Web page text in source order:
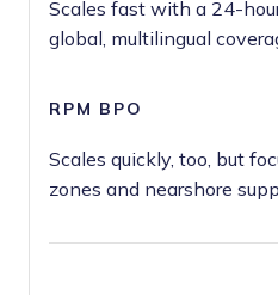
Scales fast with a 24-
global, multilingual
Scales quickly, too, but
zones and nearshore